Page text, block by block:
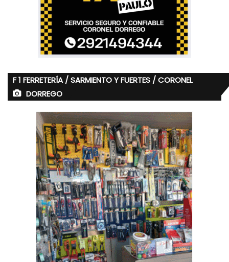
F 1 FERRETERÍA / SARMIENTO Y FUERTES / CORONEL
DORREGO